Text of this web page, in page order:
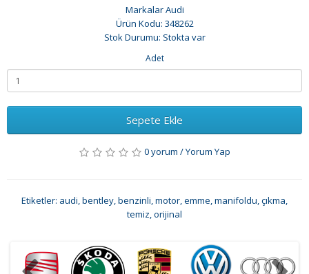
MarkalarAudi
Ürün Kodu: 348262
Stok Durumu: Stokta var
Adet
Sepete Ekle
0 yorum /Yorum Yap
Etiketler: audi,bentley,benzinli,motor,emme,manifoldu,çıkma,
temiz,orijinal